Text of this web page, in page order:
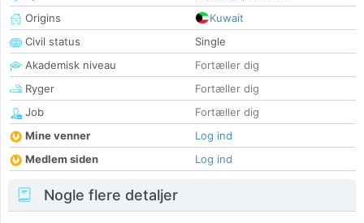
Origins
Kuwait
Civil status
Single
Akademisk niveau
Fortæller dig
Ryger
Fortæller dig
Job
Fortæller dig
Mine venner
Log ind
Medlem siden
Log ind
Nogle flere detaljer